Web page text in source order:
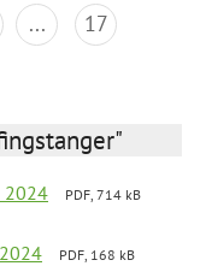
... 17
2024
PDF, 714 kB
PDF, 168 kB